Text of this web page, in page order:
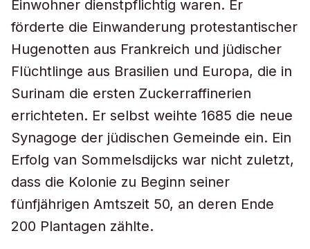
Einwohner dienstpflichtig waren. Er
förderte die Einwanderung protestantischer
Hugenotten aus Frankreich und jüdischer
Flüchtlinge aus Brasilien und Europa, die in
Surinam die ersten Zuckerraffinerien
errichteten. Er selbst weihte 1685 die neue
Synagoge der jüdischen Gemeinde ein. Ein
Erfolg van Sommelsdijcks war nicht zuletzt,
dass die Kolonie zu Beginn seiner
fünfjährigen Amtszeit 50, an deren Ende
200 Plantagen zählte.